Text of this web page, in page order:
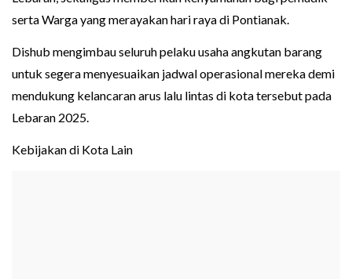
serta Warga yang merayakan hari raya di Pontianak.
Dishub mengimbau seluruh pelaku usaha angkutan barang
untuk segera menyesuaikan jadwal operasional mereka demi
mendukung kelancaran arus lalu lintas di kota tersebut pada
Lebaran 2025.
Kebijakan di Kota Lain